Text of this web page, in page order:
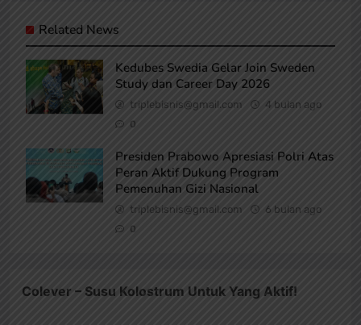
Related News
Kedubes Swedia Gelar Join Sweden
Study dan Career Day 2026
triplebisnis@gmail.com 4 bulan ago
0
Presiden Prabowo Apresiasi Polri Atas
Peran Aktif Dukung Program
Pemenuhan Gizi Nasional
triplebisnis@gmail.com 6 bulan ago
0
Colever – Susu Kolostrum Untuk Yang Aktif!